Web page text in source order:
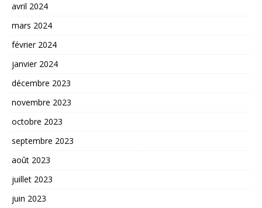
avril 2024
mars 2024
février 2024
janvier 2024
décembre 2023
novembre 2023
octobre 2023
septembre 2023
août 2023
juillet 2023
juin 2023